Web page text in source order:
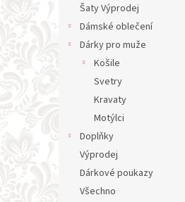
Šaty Výprodej
Dámské oblečení
Dárky pro muže
Košile
Svetry
Kravaty
Motýlci
Doplňky
Výprodej
Dárkové poukazy
Všechno